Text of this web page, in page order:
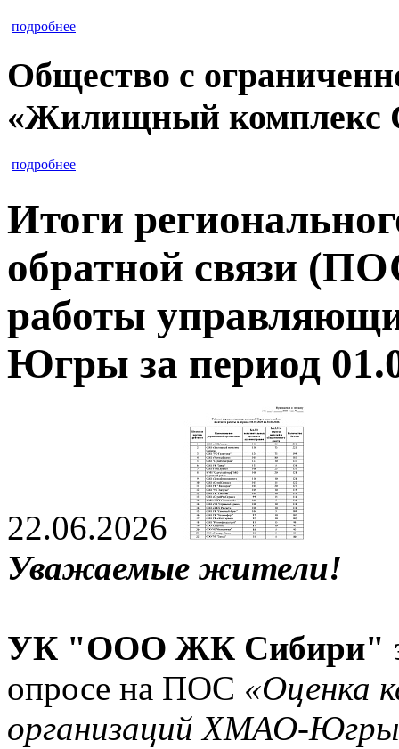
подробнее
Общество с
«Жилищный комплекс
подробнее
Итоги
обратной связи
работы
Югры за период
22.06.2026
Уважаемые жители!
УК "ООО ЖК Сибири"
опросе на ПОС «Оценка
организаций ХМАО-